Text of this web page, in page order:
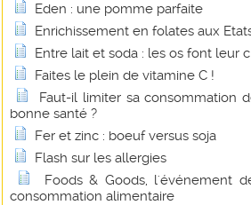
Eden : une pomme parfaite
Enrichissement en folates aux
Entre lait et soda : les os font leur
Faites le plein de vitamine C !
Faut-il limiter sa consommation
bonne santé ?
Fer et zinc : boeuf versus soja
Flash sur les allergies
Foods & Goods, l'événement
consommation alimentaire